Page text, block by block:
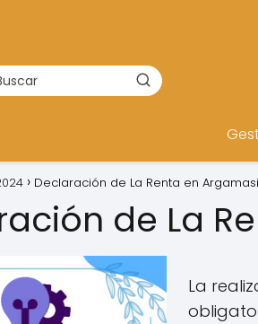
Declaración de La Renta en
de La
La